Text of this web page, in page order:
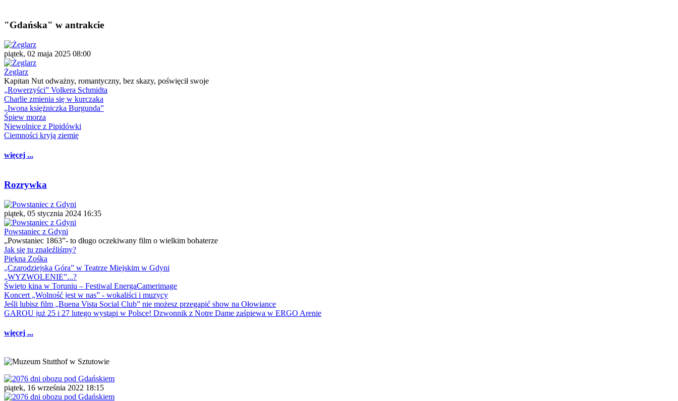
"Gdańska" w antrakcie
piątek, 02 maja 2025 08:00
Żeglarz
Kapitan Nut odważny, romantyczny, bez skazy, poświęcił swoje
„Rowerzyści” Volkera Schmidta
Charlie zmienia się w kurczaka
„Iwona księżniczka Burgunda”
Śpiew morza
Niewolnice z Pipidówki
Ciemności kryją ziemię
więcej ...
Rozrywka
piątek, 05 stycznia 2024 16:35
Powstaniec z Gdyni
„Powstaniec 1863”- to długo oczekiwany film o wielkim bohaterze
Jak się tu znaleźliśmy?
Piękna Zośka
„Czarodziejska Góra” w Teatrze Miejskim w Gdyni
„WYZWOLENIE”...?
Święto kina w Toruniu – Festiwal EnergaCamerimage
Koncert „Wolność jest w nas” - wokaliści i muzycy
Jeśli lubisz film „Buena Vista Social Club” nie możesz przegapić show na Ołowiance
GAROU już 25 i 27 lutego wystąpi w Polsce! Dzwonnik z Notre Dame zaśpiewa w ERGO Arenie
więcej ...
piątek, 16 września 2022 18:15